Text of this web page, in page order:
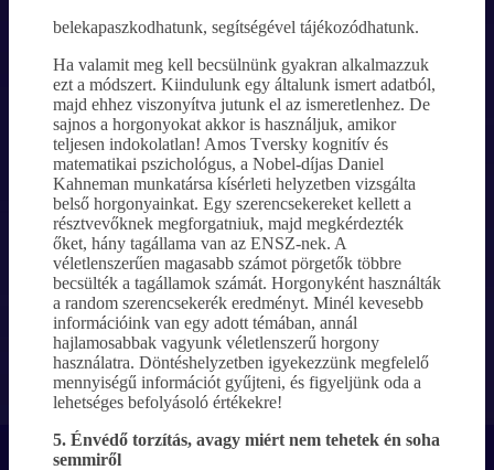
belekapaszkodhatunk, segítségével tájékozódhatunk.
Ha valamit meg kell becsülnünk gyakran alkalmazzuk
ezt a módszert. Kiindulunk egy általunk ismert adatból,
majd ehhez viszonyítva jutunk el az ismeretlenhez. De
sajnos a horgonyokat akkor is használjuk, amikor
teljesen indokolatlan! Amos Tversky kognitív és
matematikai pszichológus, a Nobel-díjas Daniel
Kahneman munkatársa kísérleti helyzetben vizsgálta
belső horgonyainkat. Egy szerencsekereket kellett a
résztvevőknek megforgatniuk, majd megkérdezték
őket, hány tagállama van az ENSZ-nek. A
véletlenszerűen magasabb számot pörgetők többre
becsülték a tagállamok számát. Horgonyként használták
a random szerencsekerék eredményt. Minél kevesebb
információink van egy adott témában, annál
hajlamosabbak vagyunk véletlenszerű horgony
használatra. Döntéshelyzetben igyekezzünk megfelelő
mennyiségű információt gyűjteni, és figyeljünk oda a
lehetséges befolyásoló értékekre!
5. Énvédő torzítás, avagy miért nem tehetek én soha
semmiről